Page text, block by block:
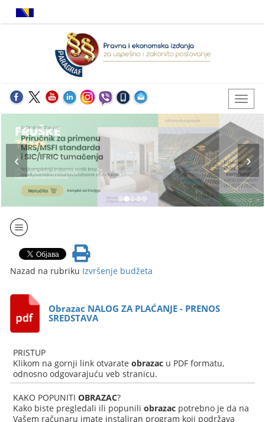
Nazad na rubriku Izvršenje budžeta
Obrazac NALOG ZA PLAĆANJE - PRENOS
SREDSTAVA
PRISTUP
Klikom na gornji link otvarateobrazac u PDF formatu,
odnosno odgovarajuću veb stranicu.
KAKO POPUNITIOBRAZAC?
Kako biste pregledali ili popuniliobrazac potrebno je da na
Vašem računaru imate instaliran program koji podržava